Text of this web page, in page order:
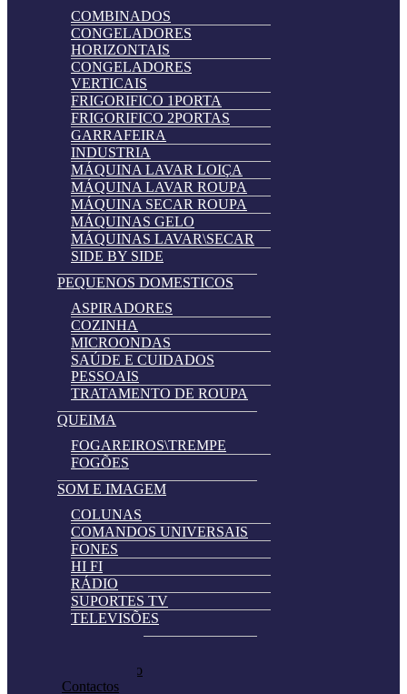
COMBINADOS
CONGELADORES
HORIZONTAIS
CONGELADORES
VERTICAIS
FRIGORIFICO 1PORTA
FRIGORIFICO 2PORTAS
GARRAFEIRA
INDUSTRIA
MÁQUINA LAVAR LOIÇA
MÁQUINA LAVAR ROUPA
MÁQUINA SECAR ROUPA
MÁQUINAS GELO
MÁQUINAS LAVAR\SECAR
SIDE BY SIDE
PEQUENOS DOMESTICOS
ASPIRADORES
COZINHA
MICROONDAS
SAÚDE E CUIDADOS
PESSOAIS
TRATAMENTO DE ROUPA
QUEIMA
FOGAREIROS\TREMPE
FOGÕES
SOM E IMAGEM
COLUNAS
COMANDOS UNIVERSAIS
FONES
HI FI
RÁDIO
SUPORTES TV
TELEVISÕES
Pedir Cotação
Contactos